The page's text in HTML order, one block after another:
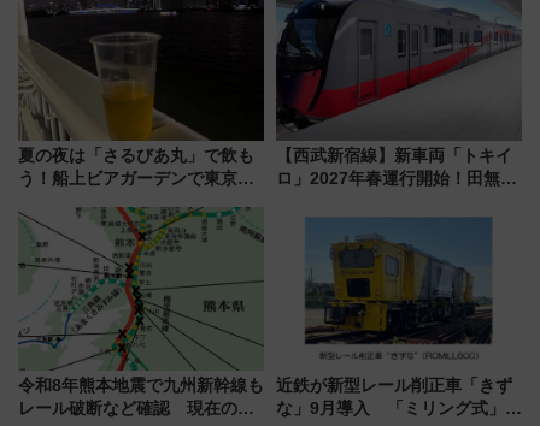
売店舗まとめ
る方法（8月20日まで！）
夏の夜は「さるびあ丸」で飲も
う！船上ビアガーデンで東京湾
杯……工場直送生ビールや島グ
ルメが美味い
【西武新宿線】新車両「トキイ
ロ」2027年春運行開始！田無・
令和8年熊本地震で九州新幹線も
レール破断など確認 現在の運
近鉄が新型レール削正車「きず
な」9月導入 「ミリング式」採